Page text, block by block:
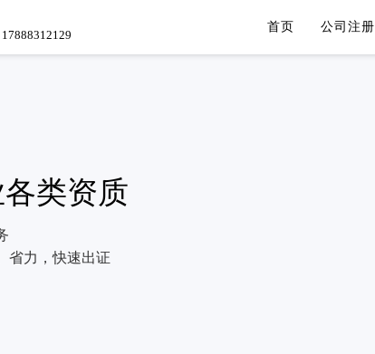
首页 公司注册
类资质
省力，快速出证